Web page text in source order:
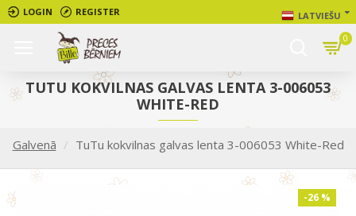
LOGIN REGISTER LATVIEŠU
0
Galvenā TuTu kokvilnas galvas lenta 3-006053 White-Red
TUTU KOKVILNAS GALVAS LENTA 3-006053
WHITE-RED
-26 %